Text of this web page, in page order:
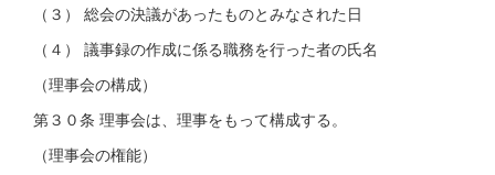
（３） 総会の決議があったものとみなされた日
（４） 議事録の作成に係る職務を行った者の氏名
（理事会の構成）
第３０条 理事会は、理事をもって構成する。
（理事会の権能）